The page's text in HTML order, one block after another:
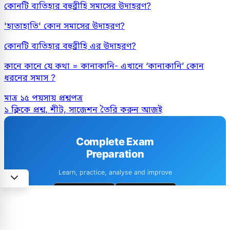
কোনটি ব্যতিহার বহুব্রীহি সমাসের উদাহরণ?
'হাতাহাতি' কোন সমাসের উদাহরণ?
কোনটি ব্যতিহার বহুব্রীহি এর উদাহরণ?
কানে কানে যে কথা = কানাকানি- এখানে ‘কানাকানি’ কোন
ধরনের সমাস ?
মাত্র ১৫ পয়সায় প্রশ্নপত্র
১ ক্লিকে প্রশ্ন, শীট, সাজেশন তৈরি করুন আজই
Complete Exam
Preparation
Learn, practice, analyse and improve